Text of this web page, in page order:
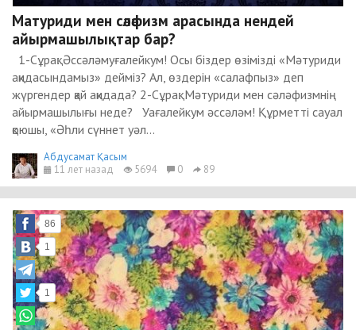
Матуриди мен сәләфизм арасында нендей
айырмашылықтар бар?
1-Сұрақ: Әссәләмуғалейкум! Осы біздер өзімізді «Мәтуриди
ақидасындамыз» дейміз? Ал, өздерін «салафпыз» деп
жүргендер қай ақидада? 2-Сұрақ: Мәтуриди мен сәләфизмнің
айырмашылығы неде? Уағалейкум әссәләм! Құрметті сауал
қоюшы, «Әһли сүннет уәл...
Абдусамат Қасым
11 лет назад
5694 0 89
86
1
1